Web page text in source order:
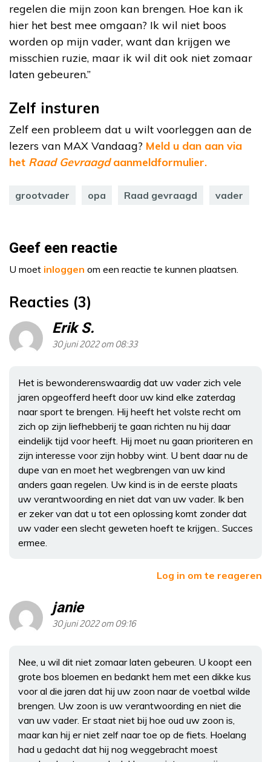
regelen die mijn zoon kan brengen. Hoe kan ik
hier het best mee omgaan? Ik wil niet boos
worden op mijn vader, want dan krijgen we
misschien ruzie, maar ik wil dit ook niet zomaar
laten gebeuren.”
Zelf insturen
Zelf een probleem dat u wilt voorleggen aan de
lezers van MAX Vandaag? Meld u dan aan via
het Raad Gevraagdaanmeldformulier.
grootvader opa Raad gevraagd vader
Geef een reactie
U moet inloggen om een reactie te kunnen plaatsen.
Reacties (3)
Erik S.
30 juni 2022 om 08:33
Het is bewonderenswaardig dat uw vader zich vele
jaren opgeofferd heeft door uw kind elke zaterdag
naar sport te brengen. Hij heeft het volste recht om
zich op zijn liefhebberij te gaan richten nu hij daar
eindelijk tijd voor heeft. Hij moet nu gaan prioriteren en
zijn interesse voor zijn hobby wint. U bent daar nu de
dupe van en moet het wegbrengen van uw kind
anders gaan regelen. Uw kind is in de eerste plaats
uw verantwoording en niet dat van uw vader. Ik ben
er zeker van dat u tot een oplossing komt zonder dat
uw vader een slecht geweten hoeft te krijgen.. Succes
ermee.
Log in om te reageren
janie
30 juni 2022 om 09:16
Nee, u wil dit niet zomaar laten gebeuren. U koopt een
grote bos bloemen en bedankt hem met een dikke kus
voor al die jaren dat hij uw zoon naar de voetbal wilde
brengen. Uw zoon is uw verantwoording en niet die
van uw vader. Er staat niet bij hoe oud uw zoon is,
maar kan hij er niet zelf naar toe op de fiets. Hoelang
had u gedacht dat hij nog weggebracht moest